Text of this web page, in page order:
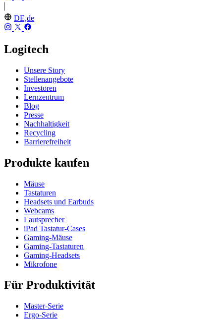
DE,de
Logitech
Unsere Story
Stellenangebote
Investoren
Lernzentrum
Blog
Presse
Nachhaltigkeit
Recycling
Barrierefreiheit
Produkte kaufen
Mäuse
Tastaturen
Headsets und Earbuds
Webcams
Lautsprecher
iPad Tastatur-Cases
Gaming-Mäuse
Gaming-Tastaturen
Gaming-Headsets
Mikrofone
Für Produktivität
Master-Serie
Ergo-Serie